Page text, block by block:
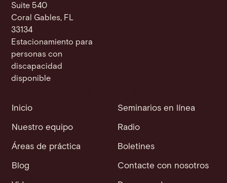
Suite 540
Coral Gables, FL
33134
Estacionamiento para
personas con
discapacidad
disponible
Inicio
Nuestro equipo
Áreas de práctica
Blog
Seminarios en línea
Radio
Boletines
Contacte con nosotros